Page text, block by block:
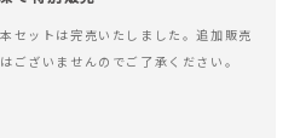
本セットは完売いたしました。追加販売
はございませんのでご了承ください。